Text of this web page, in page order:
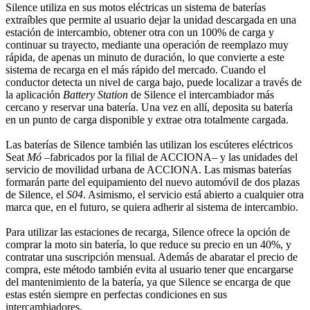
Silence utiliza en sus motos eléctricas un sistema de baterías
extraíbles que permite al usuario dejar la unidad descargada en una
estación de intercambio, obtener otra con un 100% de carga y
continuar su trayecto, mediante una operación de reemplazo muy
rápida, de apenas un minuto de duración, lo que convierte a este
sistema de recarga en el más rápido del mercado. Cuando el
conductor detecta un nivel de carga bajo, puede localizar a través de
la aplicación Battery Station de Silence el intercambiador más
cercano y reservar una batería. Una vez en allí, deposita su batería
en un punto de carga disponible y extrae otra totalmente cargada.
Las baterías de Silence también las utilizan los escúteres eléctricos
Seat Mó –fabricados por la filial de ACCIONA– y las unidades del
servicio de movilidad urbana de ACCIONA. Las mismas baterías
formarán parte del equipamiento del nuevo automóvil de dos plazas
de Silence, el S04. Asimismo, el servicio está abierto a cualquier otra
marca que, en el futuro, se quiera adherir al sistema de intercambio.
Para utilizar las estaciones de recarga, Silence ofrece la opción de
comprar la moto sin batería, lo que reduce su precio en un 40%, y
contratar una suscripción mensual. Además de abaratar el precio de
compra, este método también evita al usuario tener que encargarse
del mantenimiento de la batería, ya que Silence se encarga de que
estas estén siempre en perfectas condiciones en sus
intercambiadores.